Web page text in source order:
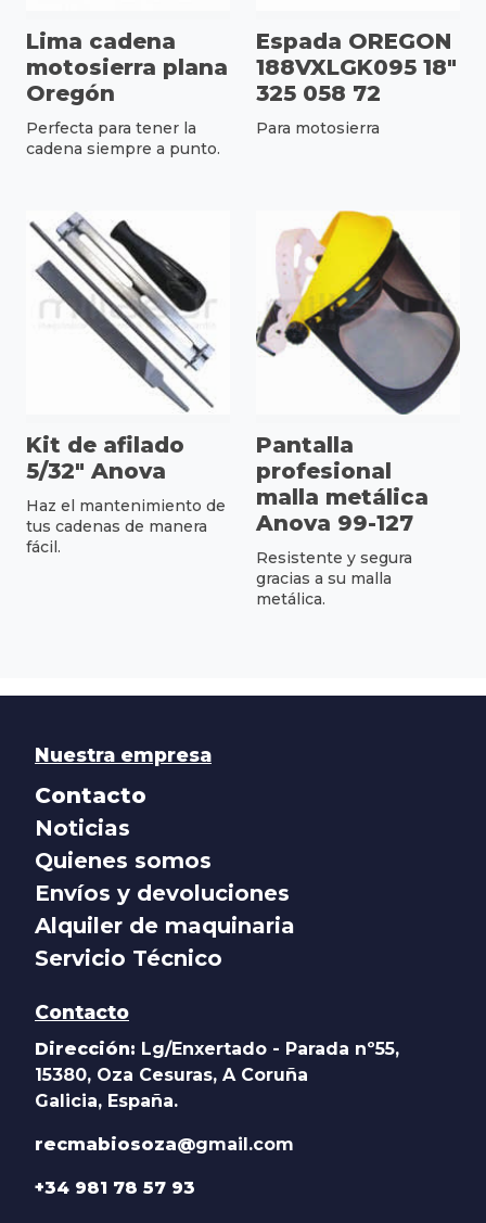
Lima cadena
motosierra plana
Oregón
Perfecta para tener la
cadena siempre a punto.
Espada OREGON
188VXLGK095 18"
325 058 72
Para motosierra
Kit de afilado
5/32" Anova
Haz el mantenimiento de
tus cadenas de manera
fácil.
Pantalla
profesional
malla metálica
Anova 99-127
Resistente y segura
gracias a su malla
metálica.
Nuestra empresa
Contacto
Noticias
Quienes somos
Envíos y devoluciones
Alquiler de maquinaria
Servicio Técnico
Contacto
Dirección: Lg/Enxertado - Parada nº55,
15380, Oza Cesuras, A Coruña
Galicia, España.
recmabiosoza@gmail.com
+34 981 78 57 93